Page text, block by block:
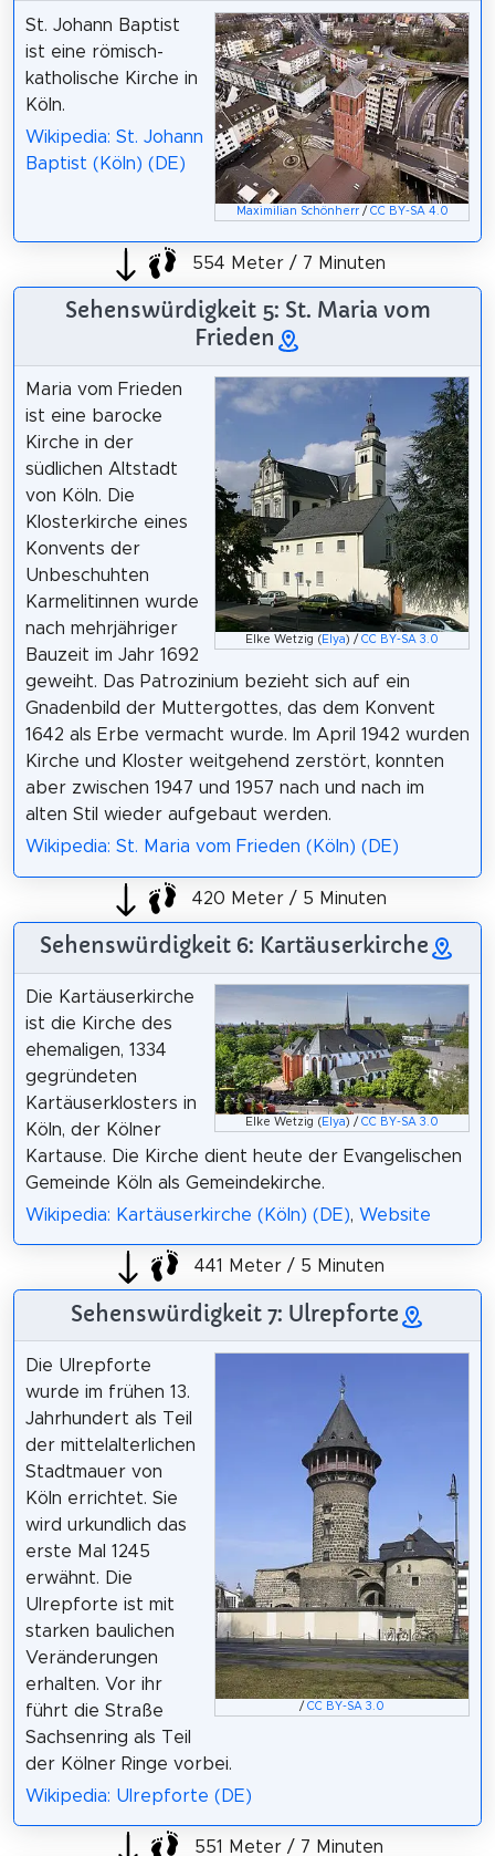
Maximilian Schönherr/ CC BY-SA 4.0
St. Johann Baptist
ist eine römisch-
katholische Kirche in
Köln.
Wikipedia: St. Johann
Baptist (Köln) (DE)
554 Meter / 7 Minuten
Sehenswürdigkeit 5: St. Maria vom
Frieden
Elke Wetzig ( Elya ) /CC BY-SA 3.0
Maria vom Frieden
ist eine barocke
Kirche in der
südlichen Altstadt
von Köln. Die
Klosterkirche eines
Konvents der
Unbeschuhten
Karmelitinnen wurde
nach mehrjähriger
Bauzeit im Jahr 1692
geweiht. Das Patrozinium bezieht sich auf ein
Gnadenbild der Muttergottes, das dem Konvent
1642 als Erbe vermacht wurde. Im April 1942 wurden
Kirche und Kloster weitgehend zerstört, konnten
aber zwischen 1947 und 1957 nach und nach im
alten Stil wieder aufgebaut werden.
Wikipedia: St. Maria vom Frieden (Köln) (DE)
420 Meter / 5 Minuten
Sehenswürdigkeit 6: Kartäuserkirche
Elke Wetzig ( Elya ) /CC BY-SA 3.0
Die Kartäuserkirche
ist die Kirche des
ehemaligen, 1334
gegründeten
Kartäuserklosters in
Köln, der Kölner
Kartause. Die Kirche dient heute der Evangelischen
Gemeinde Köln als Gemeindekirche.
Wikipedia: Kartäuserkirche (Köln) (DE), Website
441 Meter / 5 Minuten
Sehenswürdigkeit 7: Ulrepforte
/CC BY-SA 3.0
Die Ulrepforte
wurde im frühen 13.
Jahrhundert als Teil
der mittelalterlichen
Stadtmauer von
Köln errichtet. Sie
wird urkundlich das
erste Mal 1245
erwähnt. Die
Ulrepforte ist mit
starken baulichen
Veränderungen
erhalten. Vor ihr
führt die Straße
Sachsenring als Teil
der Kölner Ringe vorbei.
Wikipedia: Ulrepforte (DE)
551 Meter / 7 Minuten